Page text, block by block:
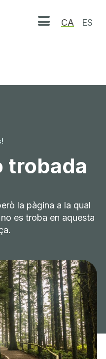
Obrir menú
CA ES
trobada
la pàgina a la qual
es troba en aquesta